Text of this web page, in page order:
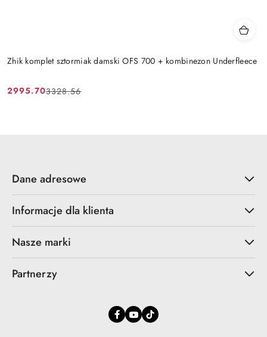
Zhik komplet sztormiak damski OFS 700 + kombinezon Underfleece
Cena
2995.70
Cena
3328.56
Dane adresowe
Informacje dla klienta
Nasze marki
Partnerzy